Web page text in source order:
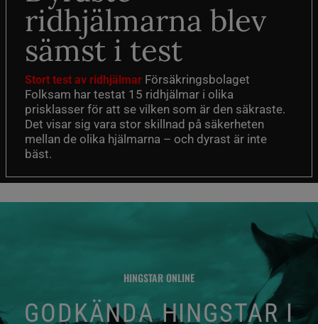
ridhjälmarna blev
sämst i test
Stort test av ridhjälmar Försäkringsbolaget
Folksam har testat 15 ridhjälmar i olika
prisklasser för att se vilken som är den säkraste.
Det visar sig vara stor skillnad på säkerheten
mellan de olika hjälmarna – och dyrast är inte
bäst.
HINGSTAR ONLINE
GODKÄNDA HINGSTAR I